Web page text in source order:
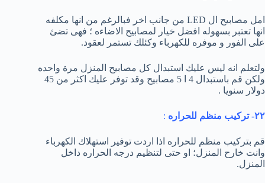
امل مصابيح ال LED من جانب اخر فبالرغم من انها مكلفه
انها تعتبر بسهوله افضل خيار لمصابيح الاضاءه ؛ فهى تضئ
على الفور و موفره للكهرباء وكئلك تستمر لعقود.
ولتعلم انه ليس عليك استبدال كل مصابيح المنزل مرة واحده
ولكن قم باستبدال 4 ا 5 مصابيح وقد توفر عليك اكثر من 45
دولار سنويا .
٢٢- تركيب منظم للحراره :
قم بتركيب منظم للحراره اذا اردت توفير استهلاك الكهرباء
وانت خارح المنزل؛ او حتى لتنظيم درجه الحراره داخل
المنزل.